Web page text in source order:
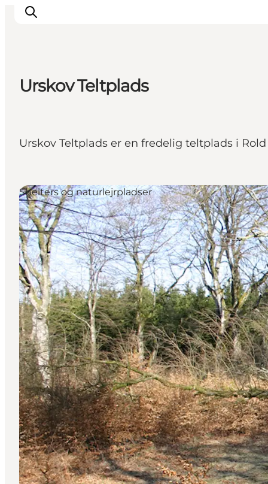
Oplevelser
Overnatning
Urskov Teltplads
Urskov Teltplads er en fredelig teltplads i
Shelters og naturlejrpladser